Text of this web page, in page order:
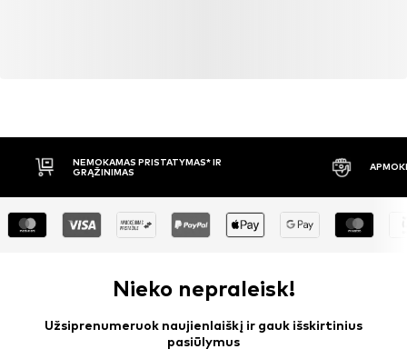
NEMOKAMAS PRISTATYMAS* IR
GRĄŽINIMAS
Nieko nepraleisk!
Užsiprenumeruok naujienlaiškį ir gauk išskirtinius
pasiūlymus